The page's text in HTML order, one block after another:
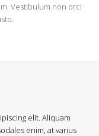
Vestibulum non orci
elit. Aliquam
enim, at varius